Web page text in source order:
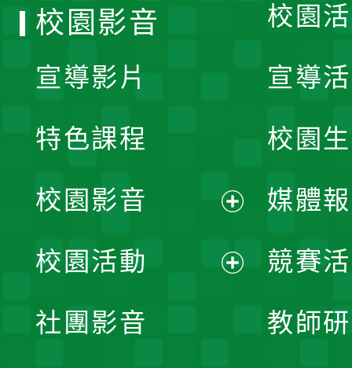
校園
宣導
校園
媒體
競賽
教師
校園影音
宣導影片
特色課程
校園影音
開
校園活動
社團影音